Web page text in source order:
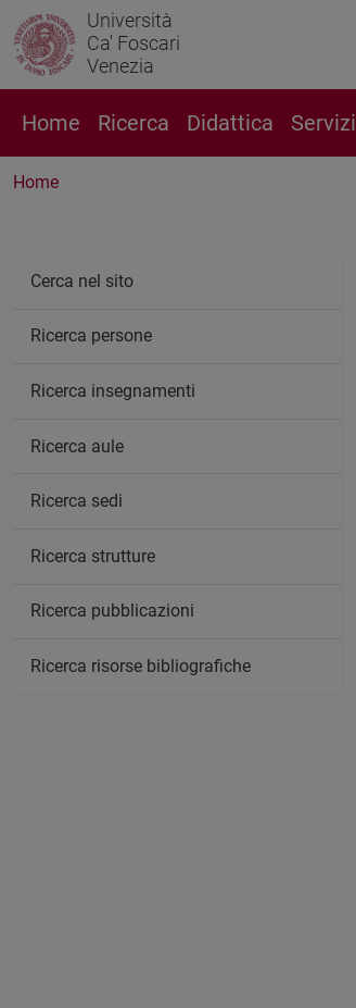
Università
Ca' Foscari
Venezia
Home Ricerca Didattica Servizi
Home
Cerca nel sito
Ricerca persone
Ricerca insegnamenti
Ricerca aule
Ricerca sedi
Ricerca strutture
Ricerca pubblicazioni
Ricerca risorse bibliografiche